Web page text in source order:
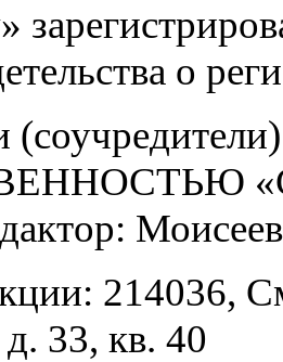
о
214036,
33, кв. 40